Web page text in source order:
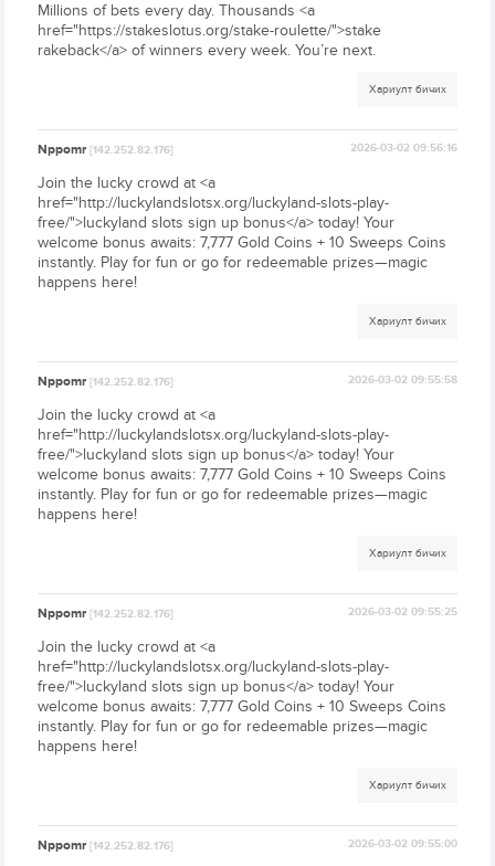
Millions of bets every day. Thousands <a
href="https://stakeslotus.org/stake-roulette/">stake
rakeback</a> of winners every week. You’re next.
Хариулт бичих
Nppomr[142.252.82.176] 2026-03-02 09:56:16
Join the lucky crowd at <a
href="http://luckylandslotsx.org/luckyland-slots-play-
free/">luckyland slots sign up bonus</a> today! Your
welcome bonus awaits: 7,777 Gold Coins + 10 Sweeps Coins
instantly. Play for fun or go for redeemable prizes—magic
happens here!
Хариулт бичих
Nppomr[142.252.82.176] 2026-03-02 09:55:58
Join the lucky crowd at <a
href="http://luckylandslotsx.org/luckyland-slots-play-
free/">luckyland slots sign up bonus</a> today! Your
welcome bonus awaits: 7,777 Gold Coins + 10 Sweeps Coins
instantly. Play for fun or go for redeemable prizes—magic
happens here!
Хариулт бичих
Nppomr[142.252.82.176] 2026-03-02 09:55:25
Join the lucky crowd at <a
href="http://luckylandslotsx.org/luckyland-slots-play-
free/">luckyland slots sign up bonus</a> today! Your
welcome bonus awaits: 7,777 Gold Coins + 10 Sweeps Coins
instantly. Play for fun or go for redeemable prizes—magic
happens here!
Хариулт бичих
Nppomr[142.252.82.176] 2026-03-02 09:55:00